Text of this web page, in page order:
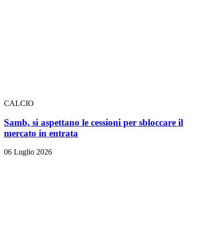
CALCIO
Samb, si aspettano le cessioni per sbloccare il
mercato in entrata
06 Luglio 2026